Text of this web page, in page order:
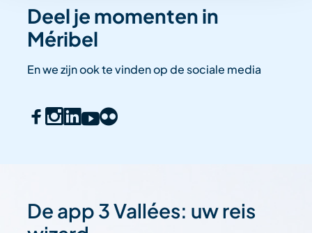
Deel je momenten in
Méribel
En we zijn ook te vinden op de sociale media
De app 3 Vallées: uw reis